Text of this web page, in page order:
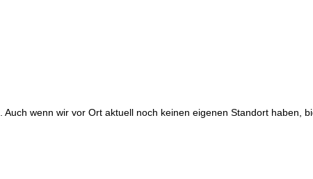
wenn wir vor Ort aktuell noch keinen eigenen Standort haben,